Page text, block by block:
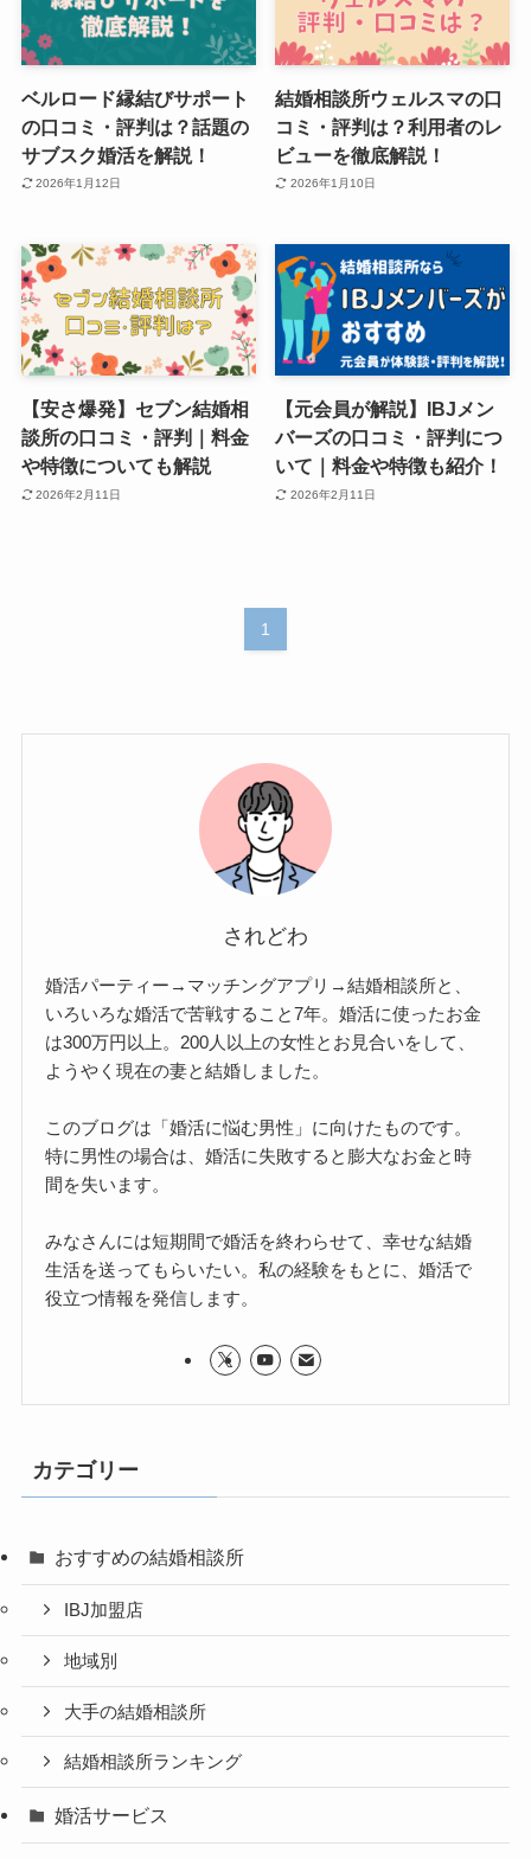
ベルロード縁結びサポート
の口コミ・評判は？話題の
サブスク婚活を解説！
2026年1月12日
結婚相談所ウェルスマの口
コミ・評判は？利用者のレ
ビューを徹底解説！
2026年1月10日
【安さ爆発】セブン結婚相
談所の口コミ・評判｜料金
や特徴についても解説
2026年2月11日
【元会員が解説】IBJメン
バーズの口コミ・評判につ
いて｜料金や特徴も紹介！
2026年2月11日
1
されどわ
婚活パーティー→マッチングアプリ→結婚相談所と、
いろいろな婚活で苦戦すること7年。婚活に使ったお金
は300万円以上。200人以上の女性とお見合いをして、
ようやく現在の妻と結婚しました。
このブログは「婚活に悩む男性」に向けたものです。
特に男性の場合は、婚活に失敗すると膨大なお金と時
間を失います。
みなさんには短期間で婚活を終わらせて、幸せな結婚
生活を送ってもらいたい。私の経験をもとに、婚活で
役立つ情報を発信します。
カテゴリー
おすすめの結婚相談所
IBJ加盟店
地域別
大手の結婚相談所
結婚相談所ランキング
婚活サービス